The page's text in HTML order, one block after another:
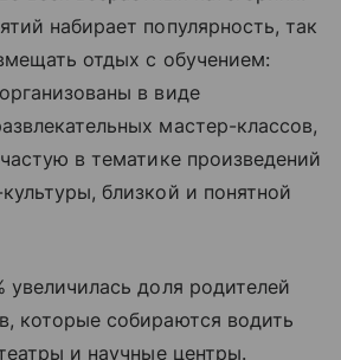
набирает популярность, так
отдых с обучением:
в виде
мастер-классов,
в тематике произведений
близкой и понятной
увеличилась доля родителей
которые собираются водить
и научные центры.